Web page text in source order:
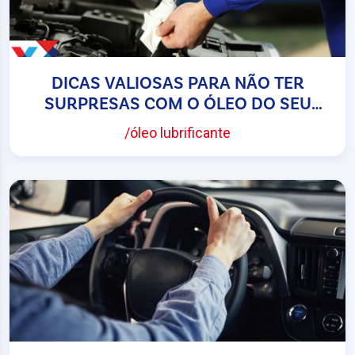
DICAS VALIOSAS PARA NÃO TER
SURPRESAS COM O ÓLEO DO SEU
CARRO
/óleo lubrificante